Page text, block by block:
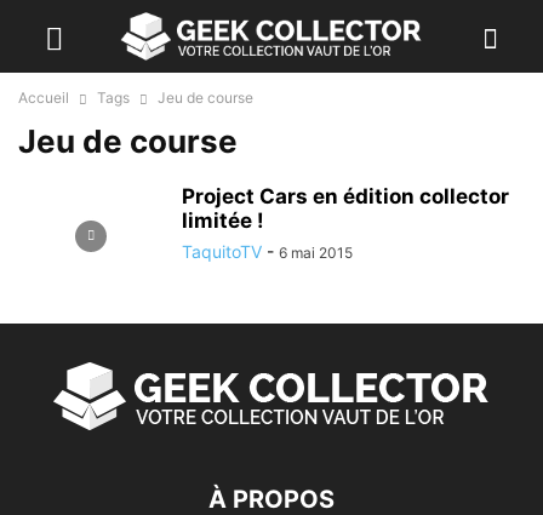
Accueil Tags Jeu de course
Jeu de course
Project Cars en édition collector
limitée !
TaquitoTV - 6 mai 2015
À PROPOS